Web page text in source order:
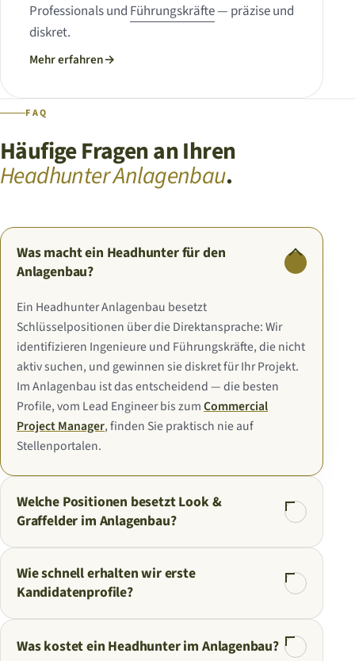
Professionals und Führungskräfte— präzise und
diskret.
Mehr erfahren→
FAQ
Häufige Fragen an Ihren
Headhunter Anlagenbau.
Was macht ein Headhunter für den
Anlagenbau?
Ein Headhunter Anlagenbau besetzt
Schlüsselpositionen über die Direktansprache: Wir
identifizieren Ingenieure und Führungskräfte, die nicht
aktiv suchen, und gewinnen sie diskret für Ihr Projekt.
Im Anlagenbau ist das entscheidend — die besten
Profile, vom Lead Engineer bis zumCommercial
Project Manager, finden Sie praktisch nie auf
Stellenportalen.
Welche Positionen besetzt Look &
Graffelder im Anlagenbau?
Wie schnell erhalten wir erste
Kandidatenprofile?
Was kostet ein Headhunter im Anlagenbau?